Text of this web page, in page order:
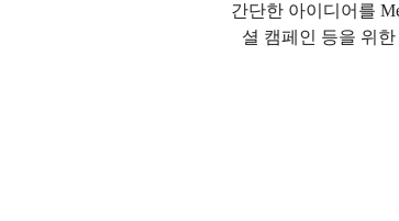
간단한 아이디어를
셜 캠페인 등을 위